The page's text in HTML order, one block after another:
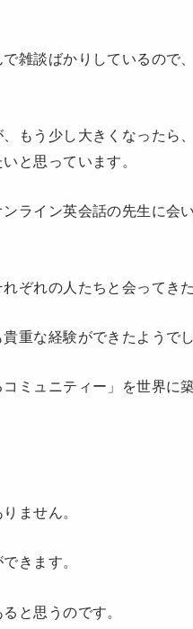
雑談ばかりしているので
もう少し大きくなったら
と思っています。
ライン英会話の先生に会
ぞれの人たちと会ってき
重な経験ができたようで
ミュニティー」を世界に
ません。
きます。
と思うのです。